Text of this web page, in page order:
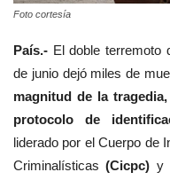
Foto cortesía
País.- El doble terremoto
de junio dejó miles de
magnitud de la
protocolo de
liderado por elCuerpo de
Criminalísticas(Cicpc) y